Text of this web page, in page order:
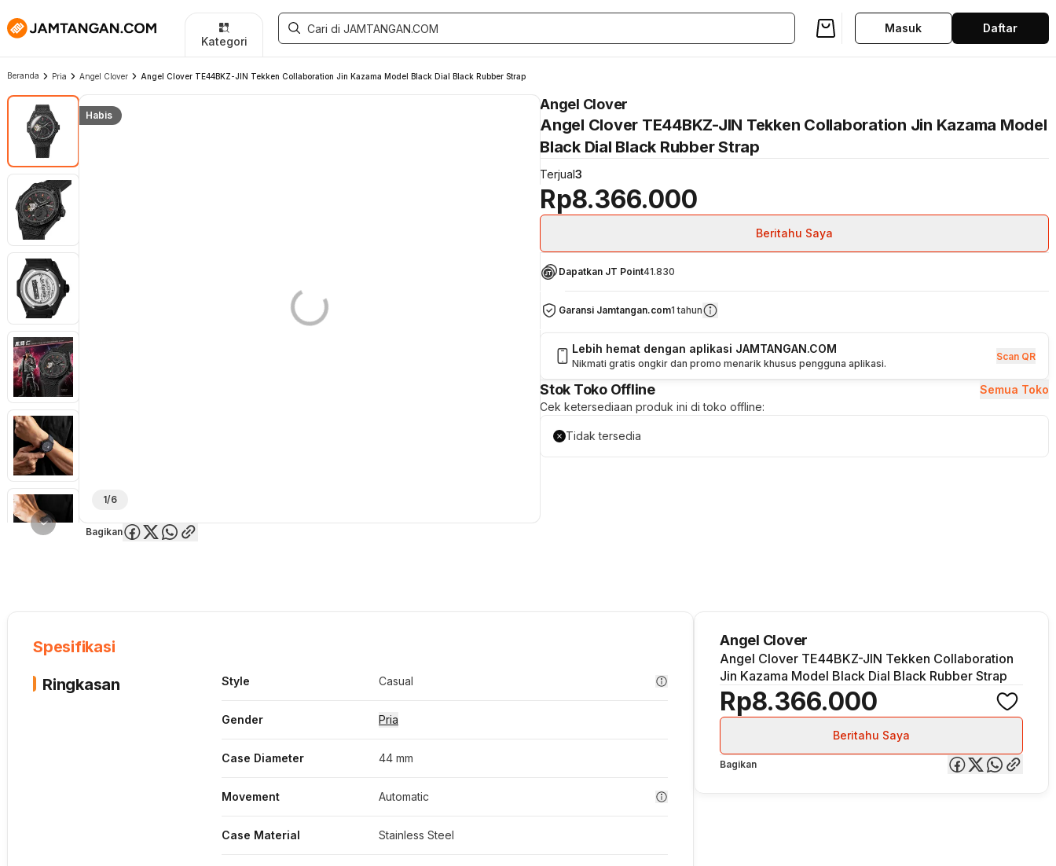
Kategori
Masuk Daftar
Beranda Pria Angel Clover Angel Clover TE44BKZ-JIN Tekken Collaboration Jin Kazama Model Black Dial Black Rubber Strap
Habis
1/6
Bagikan
Angel Clover
Angel Clover TE44BKZ-JIN Tekken Collaboration Jin Kazama Model
Black Dial Black Rubber Strap
Terjual3
Rp8.366.000
Beritahu Saya
Dapatkan JT Point41.830
Garansi Jamtangan.com1 tahun
Lebih hemat dengan aplikasi JAMTANGAN.COM
Nikmati gratis ongkir dan promo menarik khusus pengguna aplikasi.
Scan QR
Stok Toko Offline
Semua Toko
Cek ketersediaan produk ini di toko offline:
Tidak tersedia
Spesifikasi
Ringkasan
Style Casual
Gender Pria
Case Diameter 44 mm
Movement Automatic
Case Material Stainless Steel
Angel Clover
Angel Clover TE44BKZ-JIN Tekken Collaboration
Jin Kazama Model Black Dial Black Rubber Strap
Rp8.366.000
Beritahu Saya
Bagikan